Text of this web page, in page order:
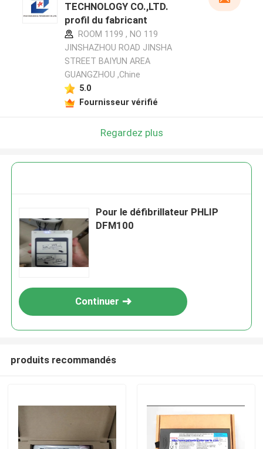
TECHNOLOGY CO.,LTD.
profil du fabricant
ROOM 1199 , NO 119
JINSHAZHOU ROAD JINSHA
STREET BAIYUN AREA
GUANGZHOU ,Chine
5.0
Fournisseur vérifié
Regardez plus
Pour le défibrillateur PHLIP
DFM100
Continuer
produits recommandés